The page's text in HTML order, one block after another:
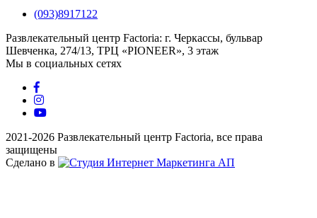
(093)8917122
Развлекательный центр Factoria: г. Черкассы, бульвар
Шевченка, 274/13, ТРЦ «PIONEER», 3 этаж
Мы в социальных сетях
2021-2026 Развлекательный центр Factoria, все права
защищены
Сделано в